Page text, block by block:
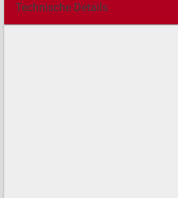
Technische Details